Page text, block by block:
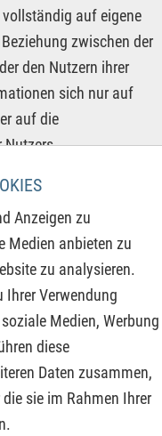
Anzeigen zu
Medien anbieten zu
zu analysieren.
Verwendung
Medien, Werbung
diese
Daten zusammen,
sie im Rahmen Ihrer
auf eigene
zwischen der
den Nutzern ihrer
sich nur auf
auf die
Nutzers.
hohe Risiken, die
Kapitals führen
ihre Autoren
auf sorgfältiger
für
Garantie für
und Vollständigkeit
Bitte beachten
.